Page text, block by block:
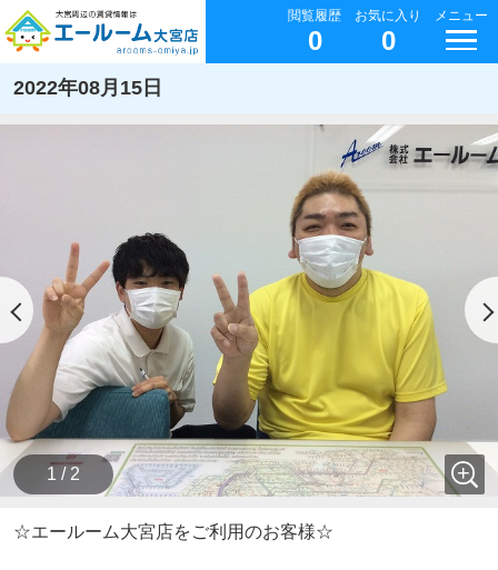
閲覧履歴
0
お気に入り
0
メニュー
2022年08月15日
1 / 2
☆エールーム大宮店をご利用のお客様☆